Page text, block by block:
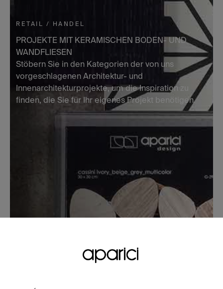
RETAIL / HANDEL
PROJEKTE MIT KERAMISCHEN BODEN- UND
WANDFLIESEN
Stöbern Sie in den Kategorien der von uns
vorgeschlagenen Architektur- und
Innenarchitekturprojekte, um die Inspiration zu
finden, die Sie für Ihr eigenes Projekt benötigen.